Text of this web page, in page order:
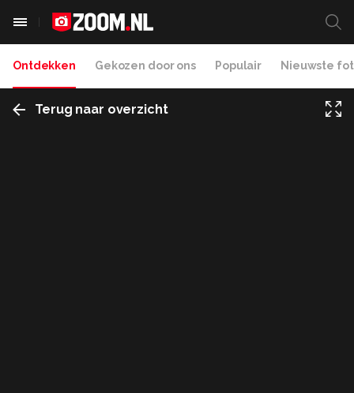
Ontdekken Gekozen door ons Populair Nieuwste
Terug naar overzicht